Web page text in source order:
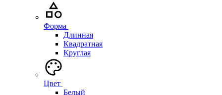
Форма
Длинная
Квадратная
Круглая
Цвет
Белый